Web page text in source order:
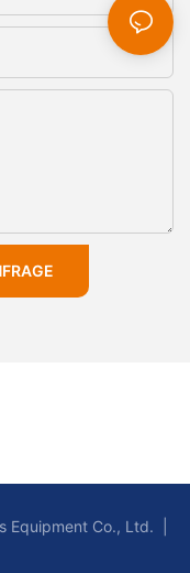
Equipment Co., Ltd. |